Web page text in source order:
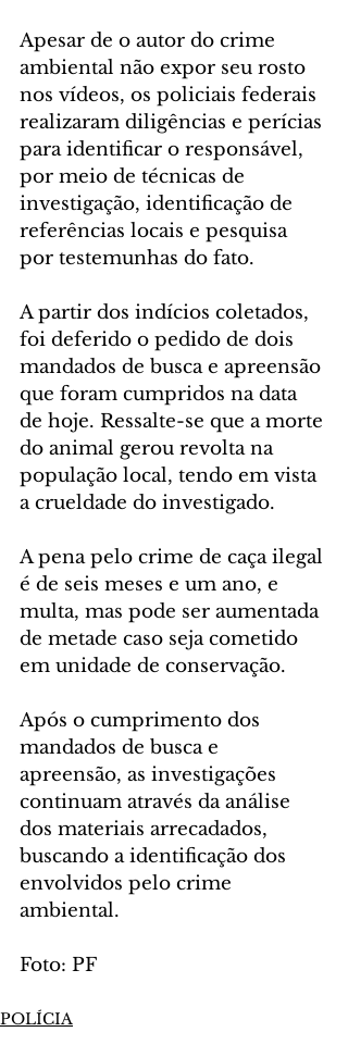
Apesar de o autor do crime
ambiental não expor seu rosto
nos vídeos, os policiais federais
realizaram diligências e perícias
para identificar o responsável,
por meio de técnicas de
investigação, identificação de
referências locais e pesquisa
por testemunhas do fato.
A partir dos indícios coletados,
foi deferido o pedido de dois
mandados de busca e apreensão
que foram cumpridos na data
de hoje. Ressalte-se que a morte
do animal gerou revolta na
população local, tendo em vista
a crueldade do investigado.
A pena pelo crime de caça ilegal
é de seis meses e um ano, e
multa, mas pode ser aumentada
de metade caso seja cometido
em unidade de conservação.
Após o cumprimento dos
mandados de busca e
apreensão, as investigações
continuam através da análise
dos materiais arrecadados,
buscando a identificação dos
envolvidos pelo crime
ambiental.
Foto: PF
POLÍCIA